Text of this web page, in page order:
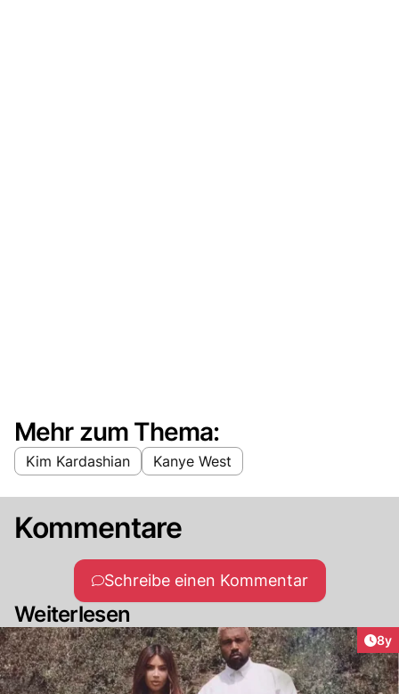
Mehr zum Thema:
Kim Kardashian Kanye West
Kommentare
Schreibe einen Kommentar
Weiterlesen
8y